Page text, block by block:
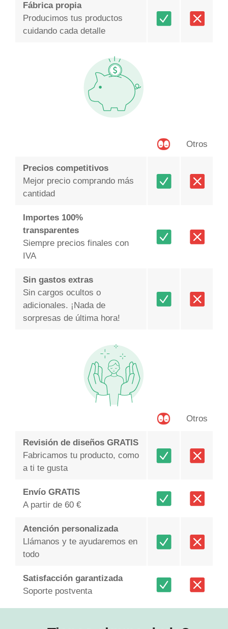
Fábrica propia
Producimos tus productos
cuidando cada detalle
Otros
Precios competitivos
Mejor precio comprando más
cantidad
Importes 100%
transparentes
Siempre precios finales con
IVA
Sin gastos extras
Sin cargos ocultos o
adicionales. ¡Nada de
sorpresas de última hora!
Otros
Revisión de diseños GRATIS
Fabricamos tu producto, como
a ti te gusta
Envío GRATIS
A partir de 60 €
Atención personalizada
Llámanos y te ayudaremos en
todo
Satisfacción garantizada
Soporte postventa